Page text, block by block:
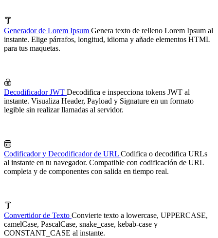
Generador de Lorem Ipsum Genera texto de relleno Lorem Ipsum al
instante. Elige párrafos, longitud, idioma y añade elementos HTML
para tus maquetas.
Decodificador JWT Decodifica e inspecciona tokens JWT al
instante. Visualiza Header, Payload y Signature en un formato
legible sin realizar llamadas al servidor.
Codificador y Decodificador de URL Codifica o decodifica URLs
al instante en tu navegador. Compatible con codificación de URL
completa y de componentes con salida en tiempo real.
Convertidor de Texto Convierte texto a lowercase, UPPERCASE,
camelCase, PascalCase, snake_case, kebab-case y
CONSTANT_CASE al instante.